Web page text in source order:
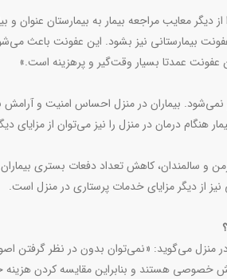
دیگر معایب مراجعه بیمار به بیمارستان عنوان
بیمارستانی نیز بشود. این عفونت باعث
عفونت عمدتا بسیار وقت‌گیر و پرهزینه است.»
بیماران در منزل احساس امنیت و آرامش
هنگام درمان در منزل را نیز می‌توان از
و سالمندان، کاهش تعداد دفعات بستری
از دیگر مزایای خدمات پرستاری در منزل است.
منزل می‌گوید: «نمی‌توان بدون در نظر گرفتن
خصوصی هستند و بنابراین مقایسه کردن هزینه